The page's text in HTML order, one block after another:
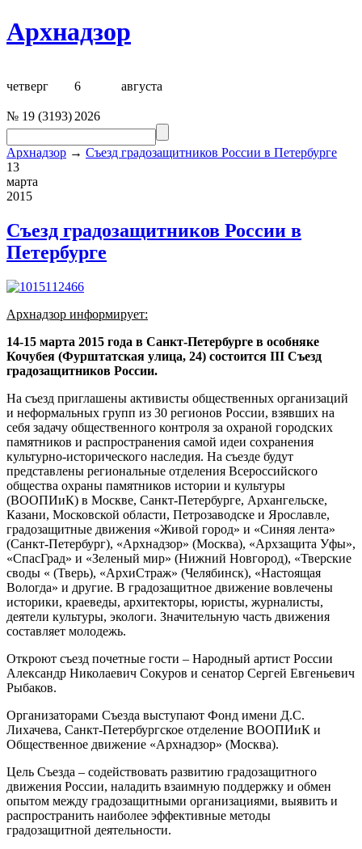
Архнадзор
четверг 6 августа
№ 19 (3193) 2026
Архнадзор → Съезд градозащитников России в Петербурге
13
марта
2015
Съезд градозащитников России в
Петербурге
Архнадзор информирует:
14-15 марта 2015 года в Санкт-Петербурге в особняке
Кочубея (Фурштатская улица, 24) состоится III Съезд
градозащитников России.
На съезд приглашены активисты общественных организаций
и неформальных групп из 30 регионов России, взявших на
себя задачу общественного контроля за охраной городских
памятников и распространения самой идеи сохранения
культурно-исторического наследия. На съезде будут
представлены региональные отделения Всероссийского
общества охраны памятников истории и культуры
(ВООПИиК) в Москве, Санкт-Петербурге, Архангельске,
Казани, Московской области, Петрозаводске и Ярославле,
градозащитные движения «Живой город» и «Синяя лента»
(Санкт-Петербург), «Архнадзор» (Москва), «Архзащита Уфы»,
«СпасГрад» и «Зеленый мир» (Нижний Новгород), «Тверские
своды « (Тверь), «АрхиСтраж» (Челябинск), «Настоящая
Вологда» и другие. В градозащитное движение вовлечены
историки, краеведы, архитекторы, юристы, журналисты,
деятели культуры, экологи. Значительную часть движения
составляет молодежь.
Откроют съезд почетные гости – Народный артист России
Александр Николаевич Сокуров и сенатор Сергей Евгеньевич
Рыбаков.
Организаторами Съезда выступают Фонд имени Д.С.
Лихачева, Санкт-Петербургское отделение ВООПИиК и
Общественное движение «Архнадзор» (Москва).
Цель Съезда – содействовать развитию градозащитного
движения России, наладить взаимную поддержку и обмен
опытом между градозащитными организациями, выявить и
распространить наиболее эффективные методы
градозащитной деятельности.